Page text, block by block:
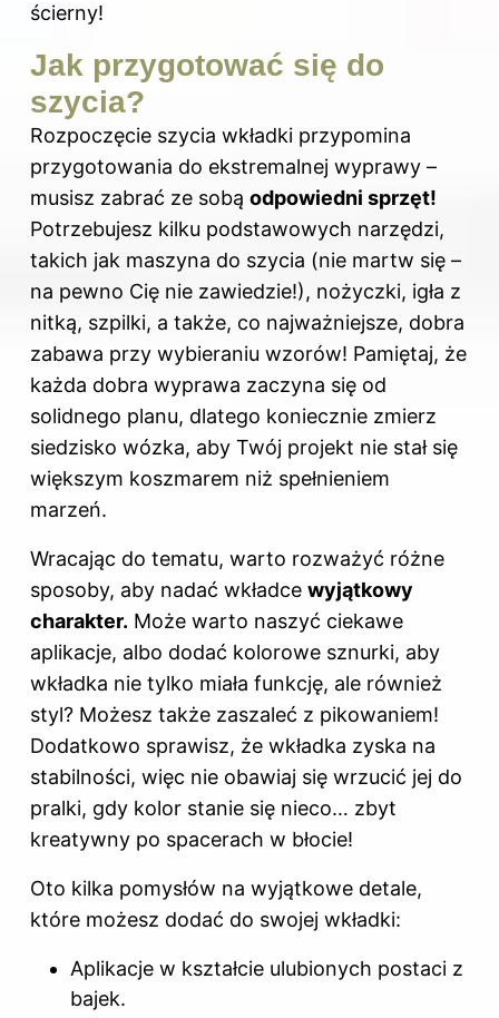
ścierny!
Jak przygotować się do
szycia?
Rozpoczęcie szycia wkładki przypomina
przygotowania do ekstremalnej wyprawy –
musisz zabrać ze sobą odpowiedni sprzęt!
Potrzebujesz kilku podstawowych narzędzi,
takich jak maszyna do szycia (nie martw się –
na pewno Cię nie zawiedzie!), nożyczki, igła z
nitką, szpilki, a także, co najważniejsze, dobra
zabawa przy wybieraniu wzorów! Pamiętaj, że
każda dobra wyprawa zaczyna się od
solidnego planu, dlatego koniecznie zmierz
siedzisko wózka, aby Twój projekt nie stał się
większym koszmarem niż spełnieniem
marzeń.
Wracając do tematu, warto rozważyć różne
sposoby, aby nadać wkładce wyjątkowy
charakter. Może warto naszyć ciekawe
aplikacje, albo dodać kolorowe sznurki, aby
wkładka nie tylko miała funkcję, ale również
styl? Możesz także zaszaleć z pikowaniem!
Dodatkowo sprawisz, że wkładka zyska na
stabilności, więc nie obawiaj się wrzucić jej do
pralki, gdy kolor stanie się nieco… zbyt
kreatywny po spacerach w błocie!
Oto kilka pomysłów na wyjątkowe detale,
które możesz dodać do swojej wkładki:
Aplikacje w kształcie ulubionych postaci z
bajek.